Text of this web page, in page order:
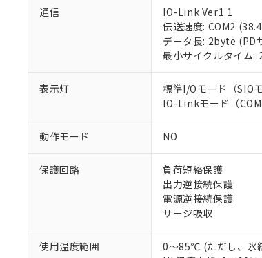
通信
IO-Link Ver1.1
伝送速度: COM2
データ長: 2byte
最小サイクルタイム:
表示灯
標準I/Oモード（SIO
IO-Linkモード（
動作モード NO
保護回路
負荷短絡保護
出力逆接続保護
電源逆接続保護
サージ吸収
使用温度範囲
0～85℃ (ただし、氷
ご利
本
い
正
※1 対
対応
対応予
調査・
非該当
仕入先
*EU RoHS
鉛(Pb)
六価クロ
フタル酸
ル（DBP
但し、
※1 中
「×」：
「－」
*中国
Pb(鉛)
当
当
置